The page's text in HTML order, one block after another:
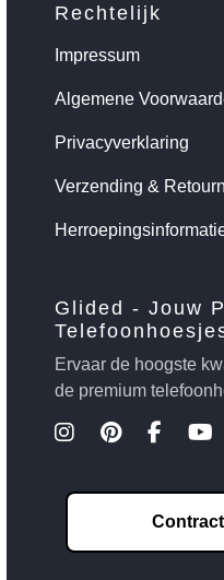
Rechtelijk
Impressum
Algemene
Privacyverklaring
Verzending &
Glided - Jouw
Ervaar de hoogste
de premium